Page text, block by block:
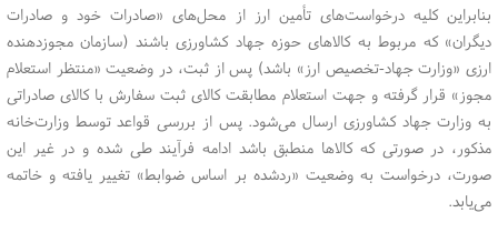
بنابراین کلیه درخواست‌های تأمین ارز از محل‌های «صادرات خود و صادرات
دیگران» که مربوط به کالاهای حوزه جهاد کشاورزی باشند (سازمان مجوزدهنده
ارزی «وزارت جهاد-تخصیص ارز» باشد) پس از ثبت، در وضعیت «منتظر استعلام
مجوز» قرار گرفته و جهت استعلام مطابقت کالای ثبت سفارش با کالای صادراتی
به وزارت جهاد کشاورزی ارسال می‌شود. پس از بررسی قواعد توسط وزارت‌خانه
مذکور، در صورتی که کالاها منطبق باشد ادامه فرآیند طی شده و در غیر این
صورت، درخواست به وضعیت «ردشده بر اساس ضوابط» تغییر یافته و خاتمه
می‌یابد.